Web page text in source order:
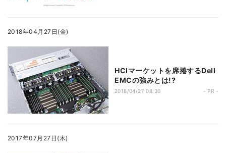
2018年04月27日(金)
HCIマーケットを席捲するDell
EMCの強みとは!?
2018/04/27 08:30 - PR -
2017年07月27日(木)